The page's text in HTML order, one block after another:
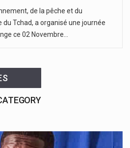
de la pêche et du
Tchad, a organisé une journée
ce 02 Novembre…